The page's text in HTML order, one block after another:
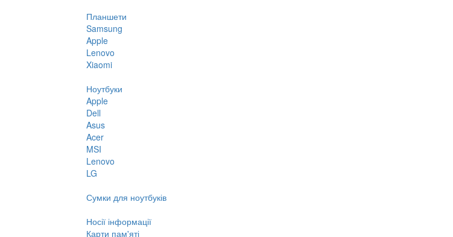
Планшети
Samsung
Apple
Lenovo
Xiaomi
Ноутбуки
Apple
Dell
Asus
Acer
MSI
Lenovo
LG
Сумки для ноутбуків
Носії інформації
Карти пам'яті